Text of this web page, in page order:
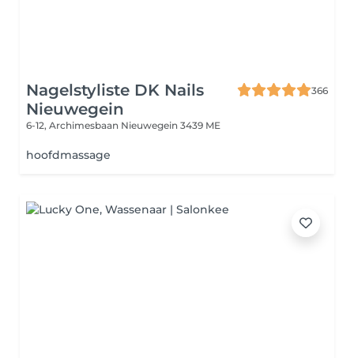
Nagelstyliste DK Nails
Nieuwegein
366
6-12, Archimesbaan Nieuwegein 3439 ME
hoofdmassage